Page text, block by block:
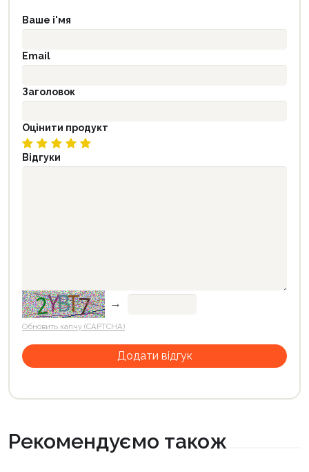
Ваше і'мя
Email
Заголовок
Оцінити продукт
Відгуки
→
Обновить капчу (CAPTCHA)
Рекомендуємо також